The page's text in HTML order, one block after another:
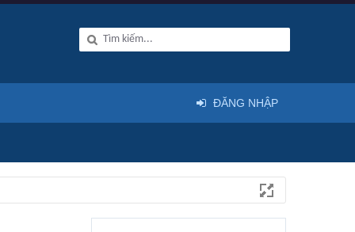
ĐĂNG NHẬP